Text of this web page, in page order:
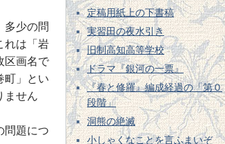
多少の問
れは「岩
区画名で
町」とい
ません
問題につ
定稿用紙上の下書稿
実習田の夜水引き
旧制高知高等学校
ドラマ『銀河の一票』
『春と修羅』編成経過の「第０
段階」
洞熊の絶滅
小しゃくなことを言ふまいぞ